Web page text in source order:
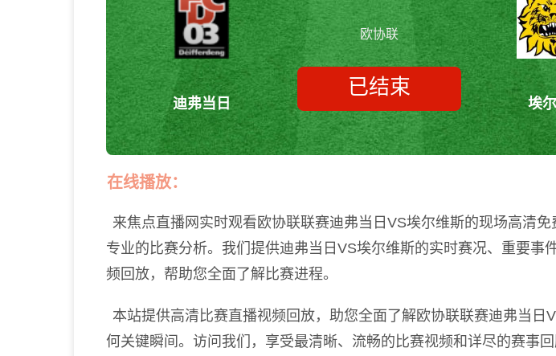
迪弗当日
欧协联
已结束
埃
在线播放：
来焦点直播网实时观看欧协联联赛迪弗当日VS埃尔维斯的现场高清免
专业的比赛分析。我们提供迪弗当日VS埃尔维斯的实时赛况、重要事
频回放，帮助您全面了解比赛进程。
本站提供高清比赛直播视频回放，助您全面了解欧协联联赛迪弗当日
何关键瞬间。访问我们，享受最清晰、流畅的比赛视频和详尽的赛事回